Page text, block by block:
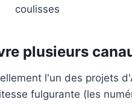
coulisses
plusieurs
l'un des projets
fulgurante (les